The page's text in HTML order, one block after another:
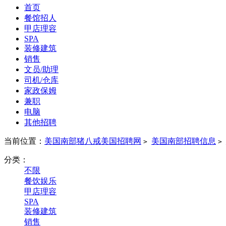
首页
餐馆招人
甲店理容
SPA
装修建筑
销售
文员/助理
司机/仓库
家政保姆
兼职
电脑
其他招聘
当前位置： 美国南部猪八戒美国招聘网 > 美国南部招聘信息 >
分类：
不限
餐饮娱乐
甲店理容
SPA
装修建筑
销售